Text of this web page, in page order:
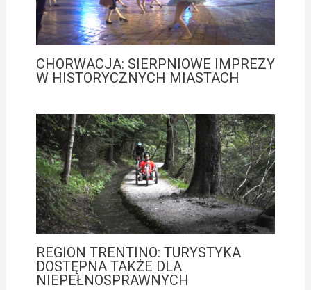
CHORWACJA: SIERPNIOWE IMPREZY
W HISTORYCZNYCH MIASTACH
REGION TRENTINO: TURYSTYKA
DOSTĘPNA TAKŻE DLA
NIEPEŁNOSPRAWNYCH